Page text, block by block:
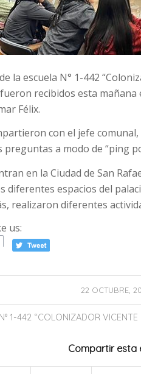
la escuela N° 1-442
recibidos esta
Félix.
con el jefe
a modo de “ping
en la Ciudad de San
diferentes espacios del
realizaron diferentes
us:
22 OCTUBRE,
/
1-442 “COLONIZADOR VICENTE
Compartir esta